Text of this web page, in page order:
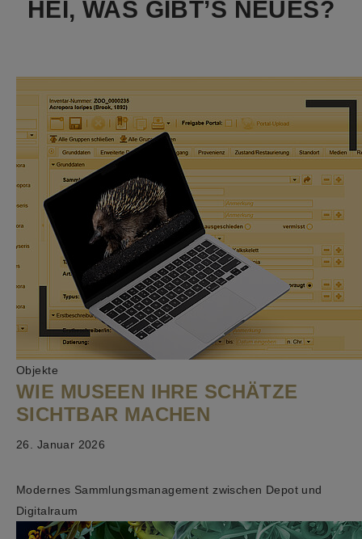
HEI, WAS GIBT’S NEUES?
Objekte
WIE MUSEEN IHRE SCHÄTZE
SICHTBAR MACHEN
26. Januar 2026
Modernes Sammlungsmanagement zwischen Depot und
Digitalraum